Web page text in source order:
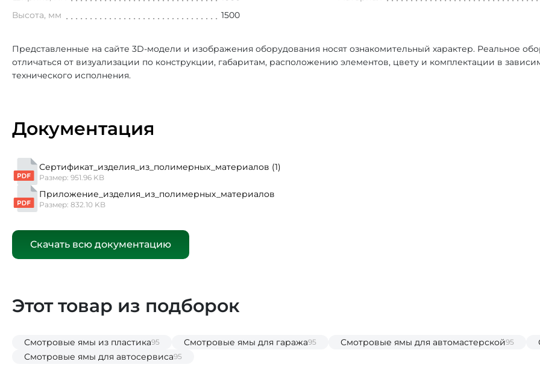
Высота, мм
1500
Представленные на сайте 3D-модели и изображения оборудования носят ознакомительный характер. Реальное
отличаться от визуализации по конструкции, габаритам, расположению элементов, цвету и комплектации в
технического исполнения.
Документация
Сертификат_изделия_из_полимерных_материалов (1)
Размер: 951.96 KB
Приложение_изделия_из_полимерных_материалов
Размер: 832.10 KB
Скачать всю документацию
Этот товар из подборок
Смотровые ямы из пластика95 Смотровые ямы для гаража95 Смотровые ямы для автомастерской95
Смотровые ямы для автосервиса95